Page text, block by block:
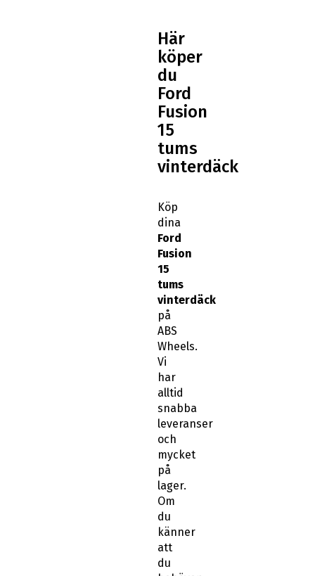
Här
köper
du
Ford
Fusion
15
tums
vinterdäck
Köp
dina
Ford
Fusion
15
tums
vinterdäck
på
ABS
Wheels.
Vi
har
alltid
snabba
leveranser
och
mycket
på
lager.
Om
du
känner
att
du